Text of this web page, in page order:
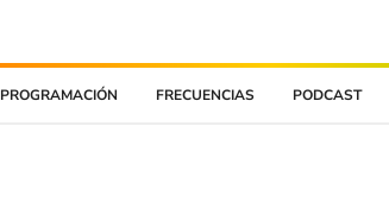
PROGRAMACIÓN FRECUENCIAS PODCAST